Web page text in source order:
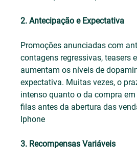
2. Antecipação e Expectativa
Promoções anunciadas com
contagens regressivas, teasers
aumentam os níveis de
expectativa. Muitas vezes, o
intenso quanto o da compra
filas antes da abertura das
Iphone
3. Recompensas Variáveis